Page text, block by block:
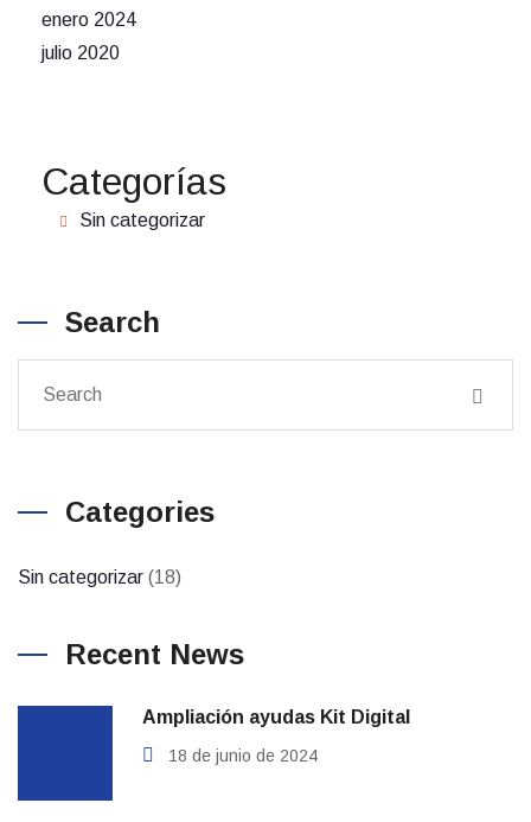
enero 2024
julio 2020
Categorías
Sin categorizar
Search
Categories
Sin categorizar (18)
Recent News
Ampliación ayudas Kit Digital
18 de junio de 2024